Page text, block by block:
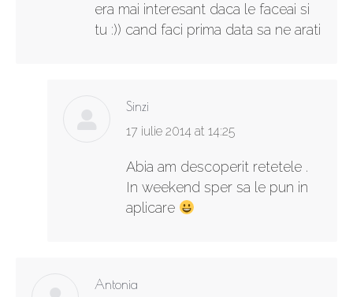
era mai interesant daca le faceai si
tu :)) cand faci prima data sa ne arati
Sinzi
says:
17 iulie 2014 at 14:25
Abia am descoperit retetele .
In weekend sper sa le pun in
aplicare
Antonia